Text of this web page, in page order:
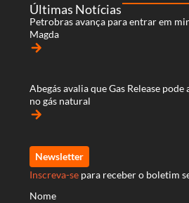
Últimas Notícias
Petrobras avança para entrar em
Magda
arrow_forward
Abegás avalia que Gas Release
no gás natural
arrow_forward
Newsletter
Inscreva-se para receber o boletim
Nome